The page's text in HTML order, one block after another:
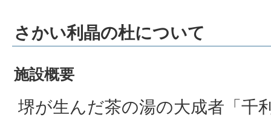
さかい利晶の杜について
施設概要
堺が生んだ茶の湯の大成者「千